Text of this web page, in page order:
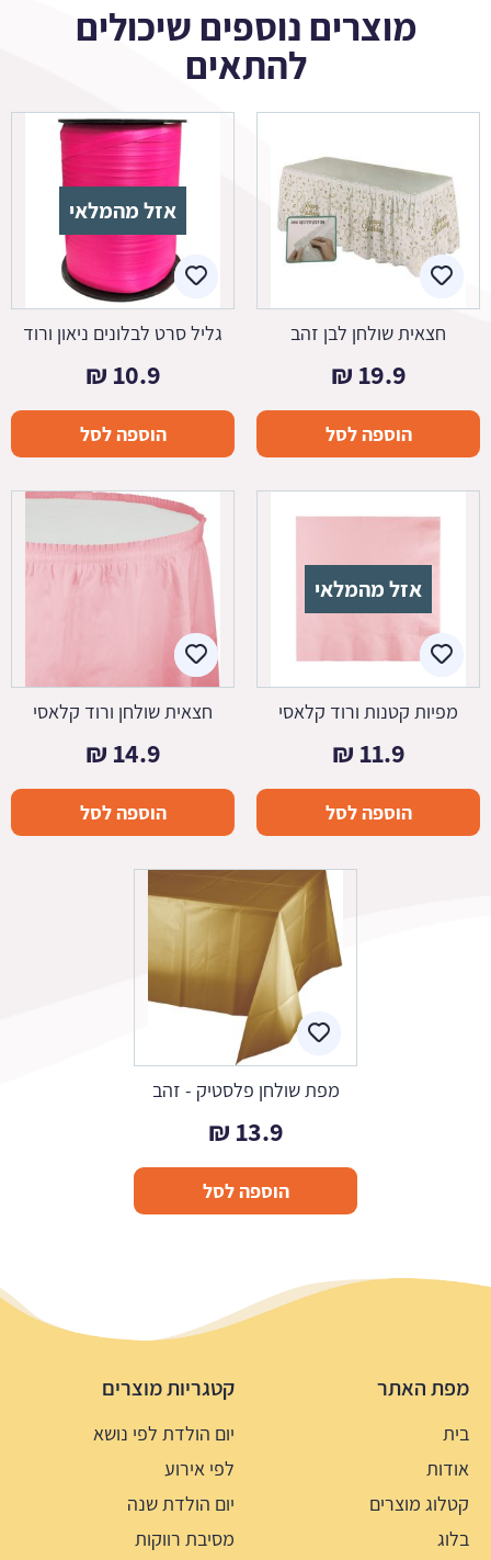
מוצרים נוספים שיכולים
להתאים
חצאית שולחן לבן זהב
19.9
₪
הוספה לסל
אזל מהמלאי
גליל סרט לבלונים ניאון ורוד
10.9
₪
הוספה לסל
אזל מהמלאי
מפיות קטנות ורוד קלאסי
11.9
₪
הוספה לסל
חצאית שולחן ורוד קלאסי
14.9
₪
הוספה לסל
מפת שולחן פלסטיק - זהב
13.9
₪
הוספה לסל
מפת האתר
בית
אודות
קטלוג מוצרים
בלוג
קטגריות מוצרים
יום הולדת לפי נושא
לפי אירוע
יום הולדת שנה
מסיבת רווקות